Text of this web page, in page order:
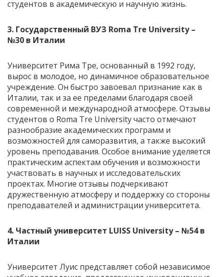
студентов в академическую и научную жизнь.
3. Государственный ВУЗ Roma Tre University–
№30 в Италии
Университет Рима Тре, основанный в 1992 году,
вырос в молодое, но динамичное образовательное
учреждение. Он быстро завоевал признание как в
Италии, так и за ее пределами благодаря своей
современной и международной атмосфере. Отзывы
студентов о Roma Tre University часто отмечают
разнообразие академических программ и
возможностей для саморазвития, а также высокий
уровень преподавания. Особое внимание уделяется
практическим аспектам обучения и возможности
участвовать в научных и исследовательских
проектах. Многие отзывы подчеркивают
дружественную атмосферу и поддержку со стороны
преподавателей и администрации университета.
4. Частный университет LUISS University– №54 в
Италии
Университет Луис представляет собой независимое